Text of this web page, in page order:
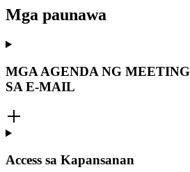
Mga paunawa
MGA AGENDA NG
SA E-MAIL
Access sa Kapansanan